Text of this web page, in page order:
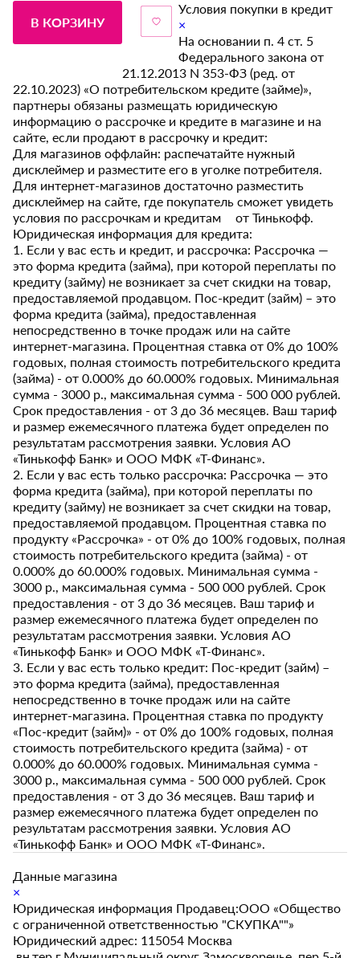
В КОРЗИНУ
Условия покупки в кредит
×
На основании п. 4 ст. 5
Федерального закона от
21.12.2013 N 353-ФЗ (ред. от
22.10.2023) «О потребительском кредите (займе)»,
партнеры обязаны размещать юридическую
информацию о рассрочке и кредите в магазине и на
сайте, если продают в рассрочку и кредит:
Для магазинов оффлайн: распечатайте нужный
дисклеймер и разместите его в уголке потребителя.
Для интернет-магазинов достаточно разместить
дисклеймер на сайте, где покупатель сможет увидеть
условия по рассрочкам и кредитам от Тинькофф.
Юридическая информация для кредита:
1. Если у вас есть и кредит, и рассрочка: Рассрочка —
это форма кредита (займа), при которой переплаты по
кредиту (займу) не возникает за счет скидки на товар,
предоставляемой продавцом. Пос-кредит (займ) – это
форма кредита (займа), предоставленная
непосредственно в точке продаж или на сайте
интернет-магазина. Процентная ставка от 0% до 100%
годовых, полная стоимость потребительского кредита
(займа) - от 0.000% до 60.000% годовых. Минимальная
сумма - 3000 р., максимальная сумма - 500 000 рублей.
Срок предоставления - от 3 до 36 месяцев. Ваш тариф
и размер ежемесячного платежа будет определен по
результатам рассмотрения заявки. Условия АО
«Тинькофф Банк» и ООО МФК «Т-Финанс».
2. Если у вас есть только рассрочка: Рассрочка — это
форма кредита (займа), при которой переплаты по
кредиту (займу) не возникает за счет скидки на товар,
предоставляемой продавцом. Процентная ставка по
продукту «Рассрочка» - от 0% до 100% годовых, полная
стоимость потребительского кредита (займа) - от
0.000% до 60.000% годовых. Минимальная сумма -
3000 р., максимальная сумма - 500 000 рублей. Срок
предоставления - от 3 до 36 месяцев. Ваш тариф и
размер ежемесячного платежа будет определен по
результатам рассмотрения заявки. Условия АО
«Тинькофф Банк» и ООО МФК «Т-Финанс».
3. Если у вас есть только кредит: Пос-кредит (займ) –
это форма кредита (займа), предоставленная
непосредственно в точке продаж или на сайте
интернет-магазина. Процентная ставка по продукту
«Пос-кредит (займ)» - от 0% до 100% годовых, полная
стоимость потребительского кредита (займа) - от
0.000% до 60.000% годовых. Минимальная сумма -
3000 р., максимальная сумма - 500 000 рублей. Срок
предоставления - от 3 до 36 месяцев. Ваш тариф и
размер ежемесячного платежа будет определен по
результатам рассмотрения заявки. Условия АО
«Тинькофф Банк» и ООО МФК «Т-Финанс».
Данные магазина
×
Юридическая информация Продавец:ООО «Общество
с ограниченной ответственностью "СКУПКА""»
Юридический адрес: 115054 Москва